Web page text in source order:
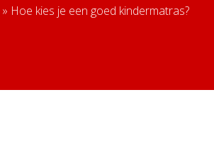
» Hoe kies je een goed kindermatras?